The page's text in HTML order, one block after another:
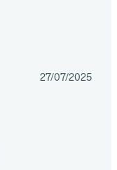
27/07/2025